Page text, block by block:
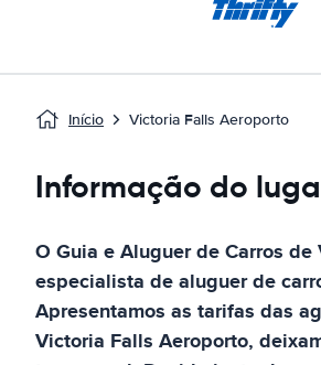
Início Victoria Falls Aeroporto
Informação do
O Guia e Aluguer de Carros de
especialista de aluguer de
Apresentamos as tarifas das
Victoria Falls Aeroporto,